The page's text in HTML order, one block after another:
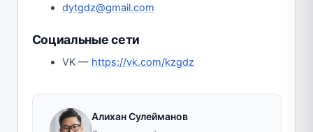
dytgdz@gmail.com
Социальные сети
VK — https://vk.com/kzgdz
Алихан Сулейманов